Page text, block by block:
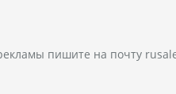
пишите на почту